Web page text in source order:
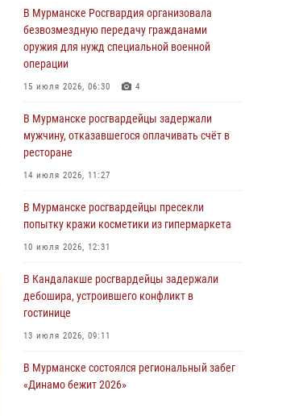
пресекли утренний дебош в баре на улице
Карла Маркса
04 августа 2026, 08:54
Морской отряд Северо - Западного округа
образования
03 августа 2026, 12:23 4
дебошира на автозаправочной станции
03 августа 2026, 09:12
Сотрудники Росгвардии провели инструктаж
по антитеррористической защищенности для
Сотрудники Росгвардии задержали мужчину,
В Мурманске Росгвардия организовала
безвозмездную передачу гражданами
оружия для нужд специальной военной
операции
15 июля 2026, 06:30 4
В Мурманске росгвардейцы задержали
мужчину, отказавшегося оплачивать счёт в
ресторане
14 июля 2026, 11:27
В Мурманске росгвардейцы пресекли
попытку кражи косметики из гипермаркета
10 июля 2026, 12:31
В Кандалакше росгвардейцы задержали
дебошира, устроившего конфликт в
гостинице
13 июля 2026, 09:11
В Мурманске состоялся региональный забег
«Динамо бежит 2026»